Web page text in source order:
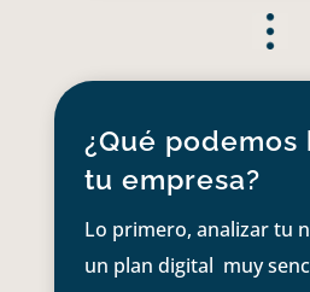
¿Qué podemos
tu empresa?
Lo primero, analizar tu
un plan digital muy